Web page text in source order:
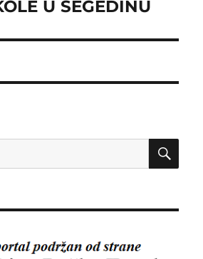
U SEGEDINU